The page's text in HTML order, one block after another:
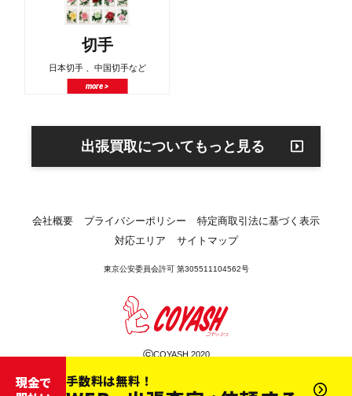
切手
日本切手 、中国切手など
more >
出張買取についてもっと見る
会社概要 プライバシーポリシー
特定商取引法に基づく表示
対応エリア
サイトマップ
東京公安委員会許可 第305511104562号
©COYASH 2020
現金で
手数料は無料！